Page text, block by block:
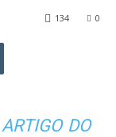
0
134
DO